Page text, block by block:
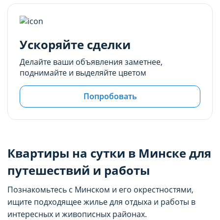
Ускоряйте сделки
Делайте ваши объявления заметнее,
поднимайте и выделяйте цветом
Попробовать
Квартиры на сутки в Минске для
путешествий и работы
Познакомьтесь с Минском и его окрестностями,
ищите подходящее жилье для отдыха и работы в
интересных и живописных районах.